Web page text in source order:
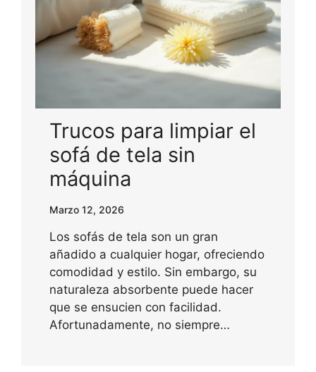
Trucos para limpiar el
sofá de tela sin
máquina
Marzo 12, 2026
Los sofás de tela son un gran
añadido a cualquier hogar, ofreciendo
comodidad y estilo. Sin embargo, su
naturaleza absorbente puede hacer
que se ensucien con facilidad.
Afortunadamente, no siempre…